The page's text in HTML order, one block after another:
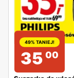
49% TANIEJ!
35 00